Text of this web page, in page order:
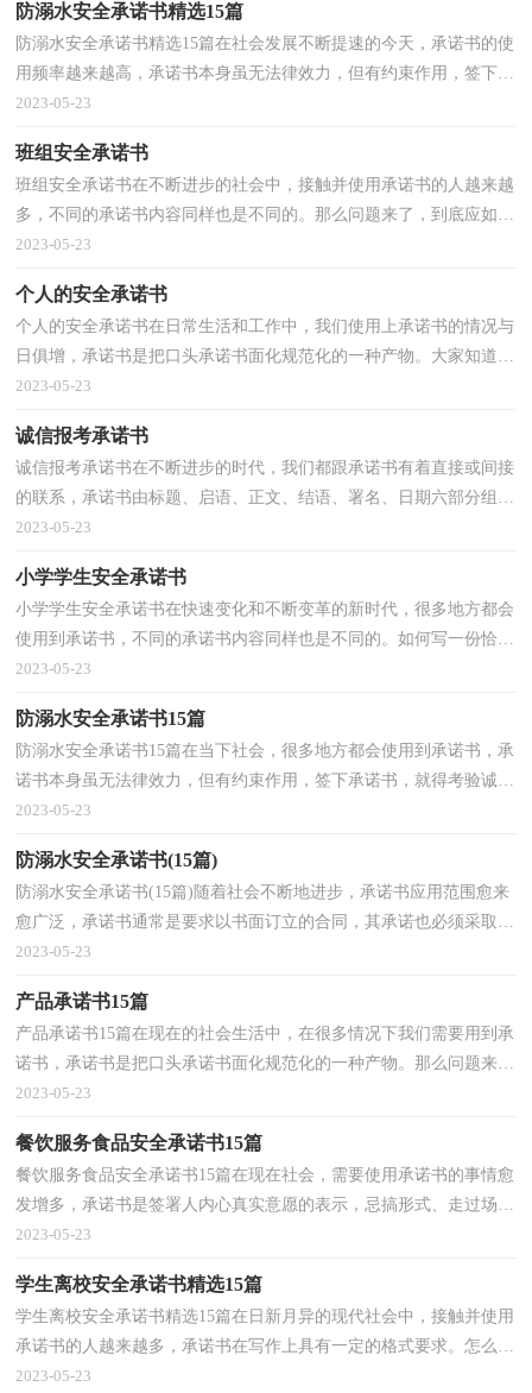
防溺水安全承诺书精选15篇
防溺水安全承诺书精选15篇在社会发展不断提速的今天，承诺书的使
用频率越来越高，承诺书本身虽无法律效力，但有约束作用，签下承
诺书，就得考验诚信。相信很多朋友都对写承诺书感到非...
2023-05-23
班组安全承诺书
班组安全承诺书在不断进步的社会中，接触并使用承诺书的人越来越
多，不同的承诺书内容同样也是不同的。那么问题来了，到底应如何
写一份恰当的承诺书呢？下面是小编为大家整理的班组...
2023-05-23
个人的安全承诺书
个人的安全承诺书在日常生活和工作中，我们使用上承诺书的情况与
日俱增，承诺书是把口头承诺书面化规范化的一种产物。大家知道承
诺书的格式吗？下面是小编为大家收集的个人的安全...
2023-05-23
诚信报考承诺书
诚信报考承诺书在不断进步的时代，我们都跟承诺书有着直接或间接
的联系，承诺书由标题、启语、正文、结语、署名、日期六部分组
成。大家知道承诺书的格式吗？下面是小编帮大家整理...
2023-05-23
小学学生安全承诺书
小学学生安全承诺书在快速变化和不断变革的新时代，很多地方都会
使用到承诺书，不同的承诺书内容同样也是不同的。如何写一份恰当
的承诺书呢？以下是小编为大家收集的小学学生安全...
2023-05-23
防溺水安全承诺书15篇
防溺水安全承诺书15篇在当下社会，很多地方都会使用到承诺书，承
诺书本身虽无法律效力，但有约束作用，签下承诺书，就得考验诚
信。那要怎么写好承诺书呢？下面是小编收集整理的防溺水安...
2023-05-23
防溺水安全承诺书(15篇)
防溺水安全承诺书(15篇)随着社会不断地进步，承诺书应用范围愈来
愈广泛，承诺书通常是要求以书面订立的合同，其承诺也必须采取书
面形式。你所见过的承诺书是什么样的呢？以下是小编...
2023-05-23
产品承诺书15篇
产品承诺书15篇在现在的社会生活中，在很多情况下我们需要用到承
诺书，承诺书是把口头承诺书面化规范化的一种产物。那么问题来
了，到底应如何写一份恰当的承诺书呢？以下是小编精心...
2023-05-23
餐饮服务食品安全承诺书15篇
餐饮服务食品安全承诺书15篇在现在社会，需要使用承诺书的事情愈
发增多，承诺书是签署人内心真实意愿的表示，忌搞形式、走过场，
忌出于无奈。你写承诺书时总是没有文字可写？下面是小...
2023-05-23
学生离校安全承诺书精选15篇
学生离校安全承诺书精选15篇在日新月异的现代社会中，接触并使用
承诺书的人越来越多，承诺书在写作上具有一定的格式要求。怎么写
承诺书才能避免踩雷呢？下面是小编精心整理的学生...
2023-05-23